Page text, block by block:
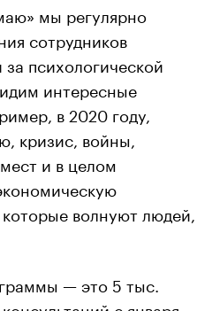
мы регулярно
сотрудников
психологической
интересные
в 2020 году,
кризис, войны,
и в целом
волнуют людей,
— это 5 тыс.